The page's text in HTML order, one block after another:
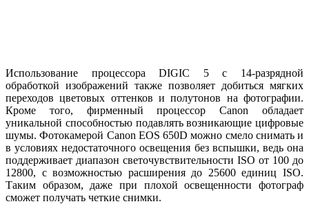
Использование процессора DIGIC 5 с 14-разрядной
обработкой изображений также позволяет добиться мягких
переходов цветовых оттенков и полутонов на фотографии.
Кроме того, фирменный процессор Canon обладает
уникальной способностью подавлять возникающие цифровые
шумы. Фотокамерой Canon EOS 650D можно смело снимать и
в условиях недостаточного освещения без вспышки, ведь она
поддерживает диапазон светочувствительности ISO от 100 до
12800, с возможностью расширения до 25600 единиц ISO.
Таким образом, даже при плохой освещенности фотограф
сможет получать четкие снимки.